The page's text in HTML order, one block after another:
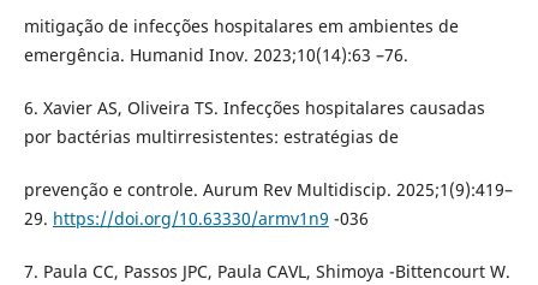
mitigação de infecções hospitalares em ambientes de
emergência. Humanid Inov. 2023;10(14):63 –76.
6. Xavier AS, Oliveira TS. Infecções hospitalares causadas
por bactérias multirresistentes: estratégias de
prevenção e controle. Aurum Rev Multidiscip. 2025;1(9):419–
29. https://doi.org/10.63330/armv1n9 -036
7. Paula CC, Passos JPC, Paula CAVL, Shimoya -Bittencourt W.